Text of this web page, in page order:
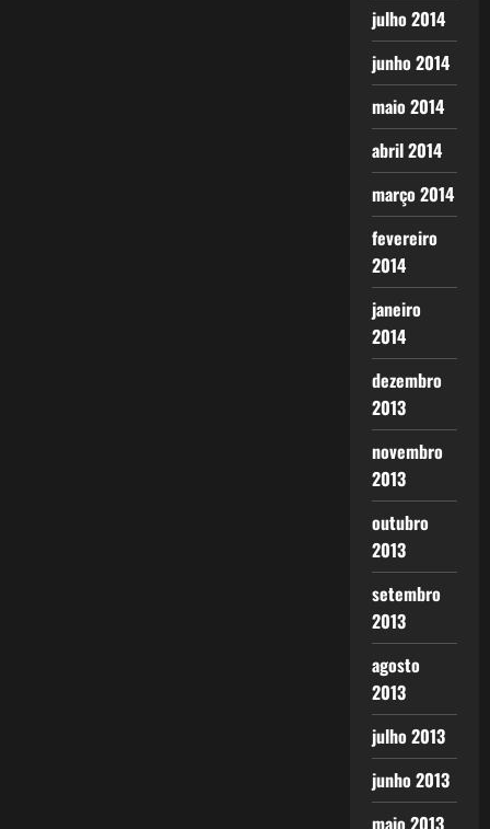
julho 2014
junho 2014
maio 2014
abril 2014
março 2014
fevereiro
2014
janeiro
2014
dezembro
2013
novembro
2013
outubro
2013
setembro
2013
agosto
2013
julho 2013
junho 2013
maio 2013